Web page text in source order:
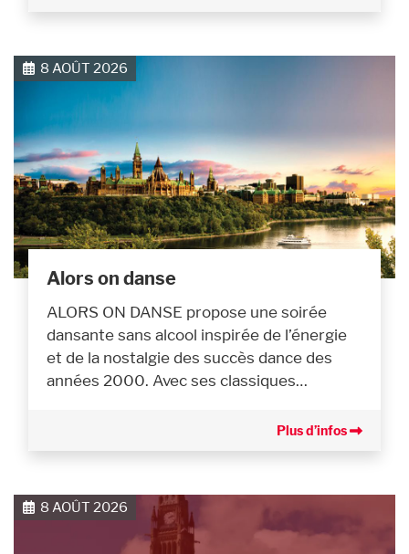
8 AOÛT 2026
Alors on danse
ALORS ON DANSE propose une soirée
dansante sans alcool inspirée de l’énergie
et de la nostalgie des succès dance des
années 2000. Avec ses classiques…
Plus d’infos
8 AOÛT 2026